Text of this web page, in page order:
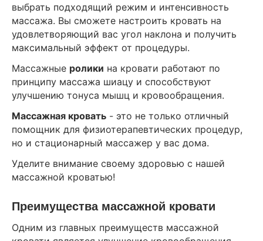
выбрать подходящий режим и интенсивность
массажа. Вы сможете настроить кровать на
удовлетворяющий вас угол наклона и получить
максимальный эффект от процедуры.
Массажные ролики на кровати работают по
принципу массажа шиацу и способствуют
улучшению тонуса мышц и кровообращения.
Массажная кровать - это не только отличный
помощник для физиотерапевтических процедур,
но и стационарный массажер у вас дома.
Уделите внимание своему здоровью с нашей
массажной кроватью!
Преимущества массажной кровати
Одним из главных преимуществ массажной